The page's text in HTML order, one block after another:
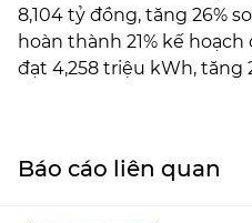
8,104 tỷ đồng, tăng 26%
hoàn thành 21% kế
đạt 4,258 triệu kWh, tăng
Báo cáo liên quan